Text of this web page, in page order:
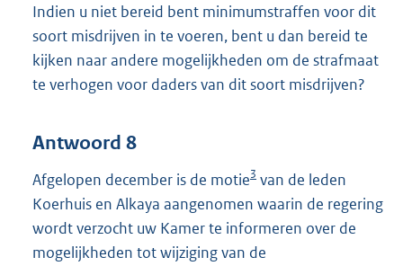
Indien u niet bereid bent minimumstraffen voor dit
soort misdrijven in te voeren, bent u dan bereid te
kijken naar andere mogelijkheden om de strafmaat
te verhogen voor daders van dit soort misdrijven?
Antwoord 8
Afgelopen december is de motie3 van de leden
Koerhuis en Alkaya aangenomen waarin de regering
wordt verzocht uw Kamer te informeren over de
mogelijkheden tot wijziging van de